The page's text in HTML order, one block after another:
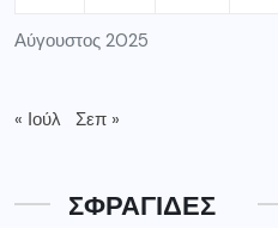
Αύγουστος 2025
« Ιούλ Σεπ »
ΣΦΡΑΓΙΔΕΣ